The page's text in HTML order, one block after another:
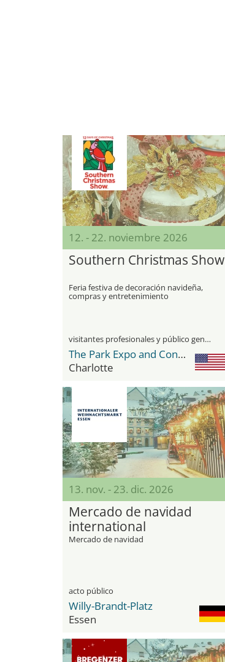
12. - 22. noviembre 2026
Southern Christmas Show
Feria festiva de decoración navideña,
compras y entretenimiento
visitantes profesionales y público general
The Park Expo and Conference Center
Charlotte
13. nov. - 23. dic. 2026
Mercado de navidad
international
Mercado de navidad
acto público
Willy-Brandt-Platz
Essen